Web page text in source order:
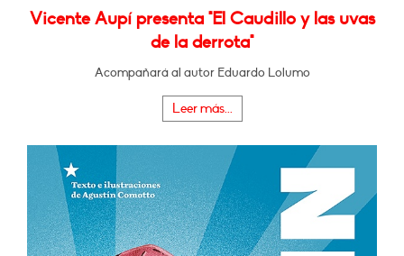
Vicente Aupí presenta "El Caudillo y las uvas
de la derrota"
Acompañará al autor Eduardo Lolumo
Leer más...